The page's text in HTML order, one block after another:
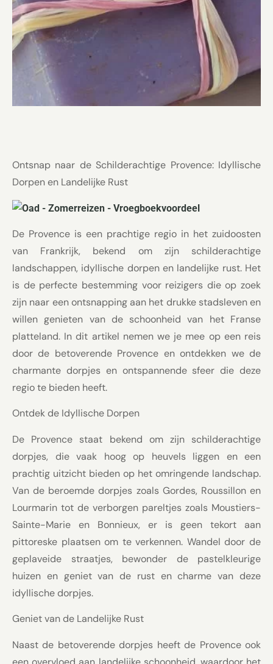
Ontsnap naar de Schilderachtige Provence: Idyllische
Dorpen en Landelijke Rust
De Provence is een prachtige regio in het zuidoosten
van Frankrijk, bekend om zijn schilderachtige
landschappen, idyllische dorpen en landelijke rust. Het
is de perfecte bestemming voor reizigers die op zoek
zijn naar een ontsnapping aan het drukke stadsleven en
willen genieten van de schoonheid van het Franse
platteland. In dit artikel nemen we je mee op een reis
door de betoverende Provence en ontdekken we de
charmante dorpjes en ontspannende sfeer die deze
regio te bieden heeft.
Ontdek de Idyllische Dorpen
De Provence staat bekend om zijn schilderachtige
dorpjes, die vaak hoog op heuvels liggen en een
prachtig uitzicht bieden op het omringende landschap.
Van de beroemde dorpjes zoals Gordes, Roussillon en
Lourmarin tot de verborgen pareltjes zoals Moustiers-
Sainte-Marie en Bonnieux, er is geen tekort aan
pittoreske plaatsen om te verkennen. Wandel door de
geplaveide straatjes, bewonder de pastelkleurige
huizen en geniet van de rust en charme van deze
idyllische dorpjes.
Geniet van de Landelijke Rust
Naast de betoverende dorpjes heeft de Provence ook